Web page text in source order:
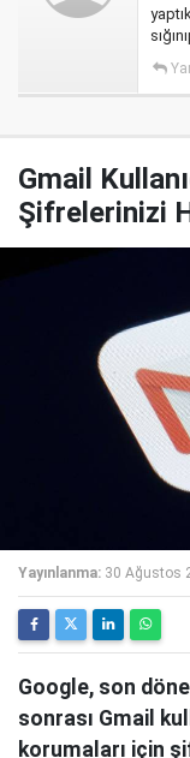
Gmail
Şifrelerinizi
Yayınlanma: 30 Ağustos
Google, son
sonrası Gmail
korumaları için